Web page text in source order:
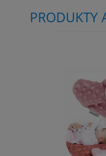
PRODUKTY